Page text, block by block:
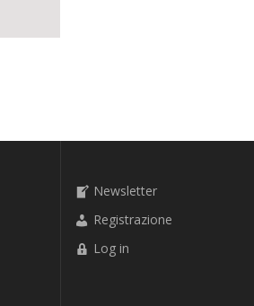
Newsletter
Registrazione
Log in